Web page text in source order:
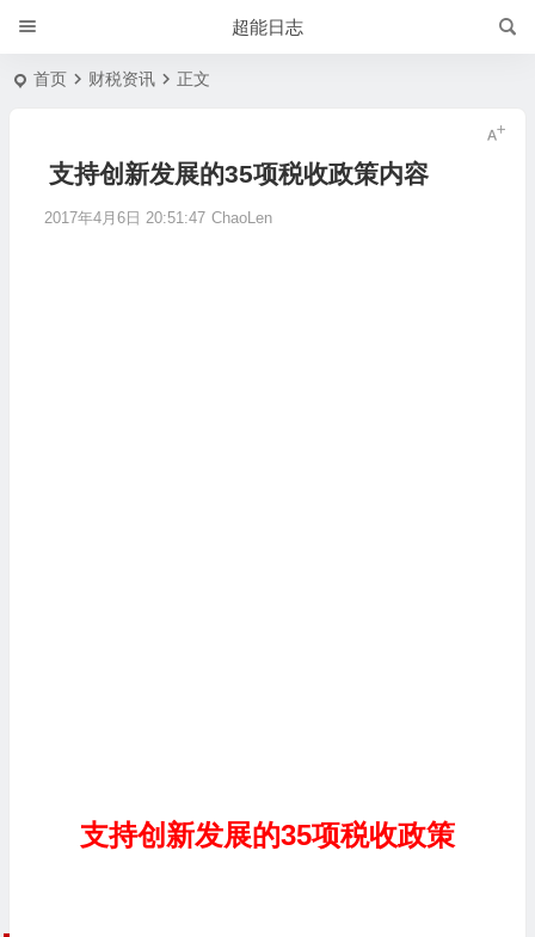
超能日志
首页 财税资讯 正文
支持创新发展的35项税收政策内容
2017年4月6日 20:51:47 ChaoLen
支持创新发展的35项税收政策